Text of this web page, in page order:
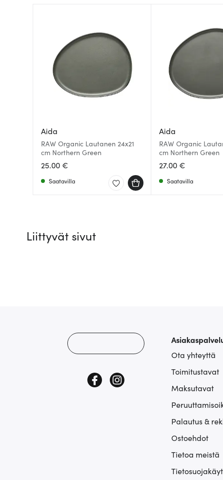
Aida
RAW Organic Lautanen 24x21
cm Northern Green
25.00 €
Saatavilla
Aida
RAW Organic
cm Northern Green
27.00 €
Saatavilla
Liittyvät sivut
Ota yhteyttä
Toimitustavat
Maksutavat
Palautus &
Ostoehdot
Tietoa meistä